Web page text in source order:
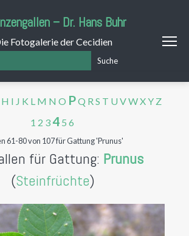
– Dr. Hans Buhr
Fotogalerie der Cecidien
Suche
H I J K L M N O PQ R S T U VWXY Z
1 2 34 5 6
61-80 von 107 für Gattung 'Prunus'
für Gattung: Prunus
(Steinfrüchte)